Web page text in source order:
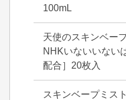
100mL
天使のスキンベー
NHKいないいない
配合］20枚入
スキンベープミス